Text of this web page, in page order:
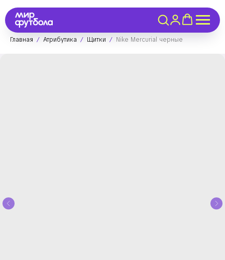
Главная Атрибутика Щитки Nike Mercurial черные